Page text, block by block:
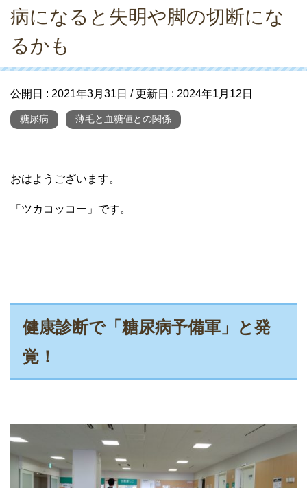
病になると失明や脚の切断にな
るかも
公開日 : 2021年3月31日 / 更新日 : 2024年1月12日
糖尿病 薄毛と血糖値との関係
おはようございます。
「ツカコッコー」です。
健康診断で「糖尿病予備軍」と発
覚！